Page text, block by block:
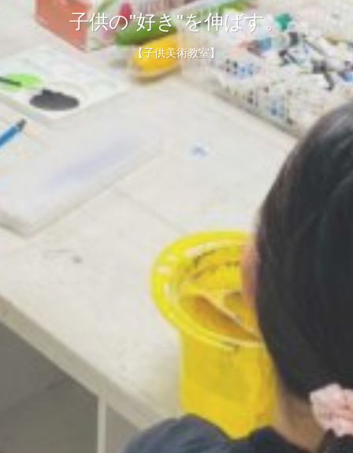
子供の"好き"を伸ばす。
【子供美術教室】
受験生の"夢"をともに目指す。
【美大受験予備校】